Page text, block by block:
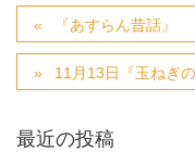
『あすらん昔話』
11月13日『玉ねぎ
最近の投稿